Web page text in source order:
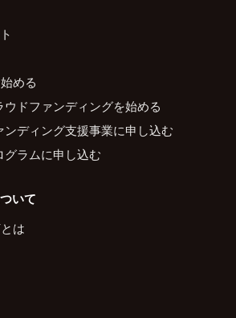
める
ドファンディングを始める
ディング支援事業に申し込む
グラムに申し込む
いて
は